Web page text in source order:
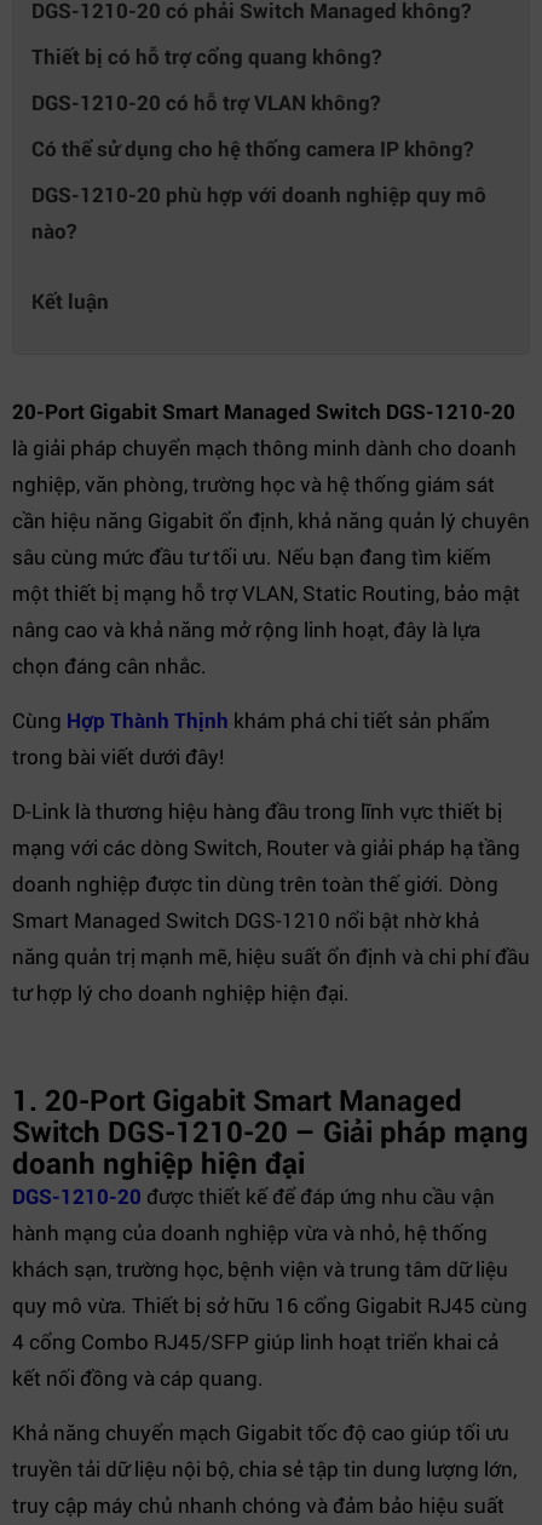
DGS-1210-20 có phải Switch Managed không?
Thiết bị có hỗ trợ cổng quang không?
DGS-1210-20 có hỗ trợ VLAN không?
Có thể sử dụng cho hệ thống camera IP không?
DGS-1210-20 phù hợp với doanh nghiệp quy mô
nào?
Kết luận
20-Port Gigabit Smart Managed Switch DGS-1210-20
là giải pháp chuyển mạch thông minh dành cho doanh
nghiệp, văn phòng, trường học và hệ thống giám sát
cần hiệu năng Gigabit ổn định, khả năng quản lý chuyên
sâu cùng mức đầu tư tối ưu. Nếu bạn đang tìm kiếm
một thiết bị mạng hỗ trợ VLAN, Static Routing, bảo mật
nâng cao và khả năng mở rộng linh hoạt, đây là lựa
chọn đáng cân nhắc.
Cùng Hợp Thành Thịnh khám phá chi tiết sản phẩm
trong bài viết dưới đây!
D-Link là thương hiệu hàng đầu trong lĩnh vực thiết bị
mạng với các dòng Switch, Router và giải pháp hạ tầng
doanh nghiệp được tin dùng trên toàn thế giới. Dòng
Smart Managed Switch DGS-1210 nổi bật nhờ khả
năng quản trị mạnh mẽ, hiệu suất ổn định và chi phí đầu
tư hợp lý cho doanh nghiệp hiện đại.
1. 20-Port Gigabit Smart Managed
Switch DGS-1210-20 – Giải pháp mạng
doanh nghiệp hiện đại
DGS-1210-20 được thiết kế để đáp ứng nhu cầu vận
hành mạng của doanh nghiệp vừa và nhỏ, hệ thống
khách sạn, trường học, bệnh viện và trung tâm dữ liệu
quy mô vừa. Thiết bị sở hữu 16 cổng Gigabit RJ45 cùng
4 cổng Combo RJ45/SFP giúp linh hoạt triển khai cả
kết nối đồng và cáp quang.
Khả năng chuyển mạch Gigabit tốc độ cao giúp tối ưu
truyền tải dữ liệu nội bộ, chia sẻ tập tin dung lượng lớn,
truy cập máy chủ nhanh chóng và đảm bảo hiệu suất